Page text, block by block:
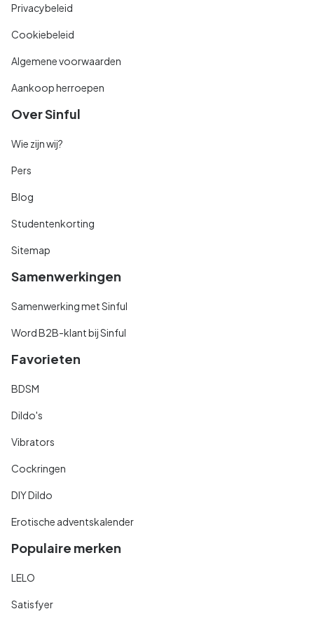
Privacybeleid
Cookiebeleid
Algemene voorwaarden
Aankoop herroepen
Over Sinful
Wie zijn wij?
Pers
Blog
Studentenkorting
Sitemap
Samenwerkingen
Samenwerking met Sinful
Word B2B-klant bij Sinful
Favorieten
BDSM
Dildo's
Vibrators
Cockringen
DIY Dildo
Erotische adventskalender
Populaire merken
LELO
Satisfyer